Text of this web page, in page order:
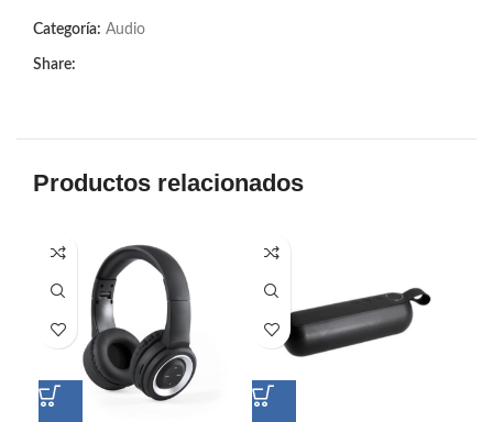
Categoría: Audio
Share:
Productos relacionados